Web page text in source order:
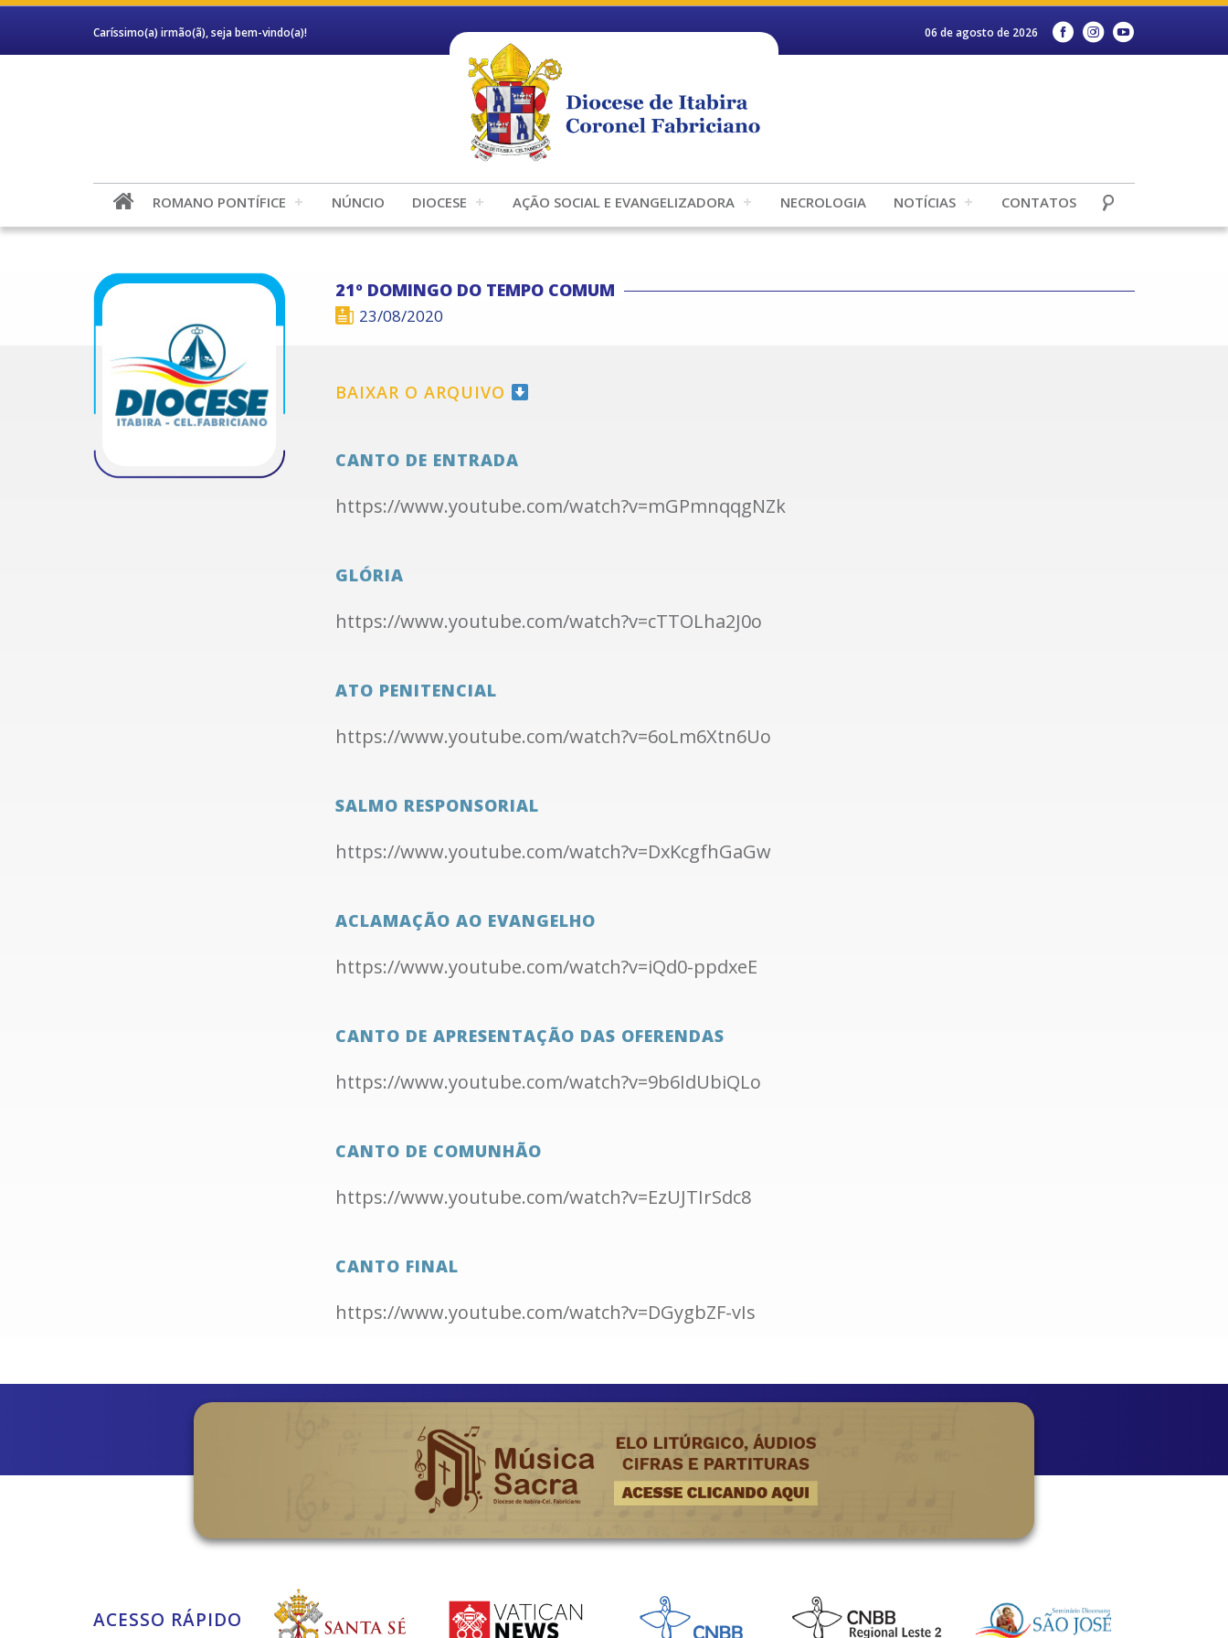
Caríssimo(a) irmão(ã), seja bem-vindo(a)! 06 de agosto de 2026
ROMANO PONTÍFICE NÚNCIO DIOCESE AÇÃO SOCIAL E EVANGELIZADORA NECROLOGIA NOTÍCIAS CONTATOS
21º DOMINGO DO TEMPO COMUM
23/08/2020
BAIXAR O ARQUIVO
CANTO DE ENTRADA
https://www.youtube.com/watch?v=mGPmnqqgNZk
GLÓRIA
https://www.youtube.com/watch?v=cTTOLha2J0o
ATO PENITENCIAL
https://www.youtube.com/watch?v=6oLm6Xtn6Uo
SALMO RESPONSORIAL
https://www.youtube.com/watch?v=DxKcgfhGaGw
ACLAMAÇÃO AO EVANGELHO
https://www.youtube.com/watch?v=iQd0-ppdxeE
CANTO DE APRESENTAÇÃO DAS OFERENDAS
https://www.youtube.com/watch?v=9b6IdUbiQLo
CANTO DE COMUNHÃO
https://www.youtube.com/watch?v=EzUJTIrSdc8
CANTO FINAL
https://www.youtube.com/watch?v=DGygbZF-vIs
ACESSO RÁPIDO